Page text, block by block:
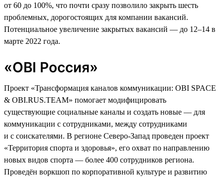
от 60 до 100%, что почти сразу позволило закрыть шесть
проблемных, дорогостоящих для компании вакансий.
Потенциальное увеличение закрытых вакансий — до 12–14 в
марте 2022 года.
«OBI Россия»
Проект «Трансформация каналов коммуникации: OBI SPACE
& OBI.RUS.TEAM» помогает модифицировать
существующие социальные каналы и создать новые — для
коммуникации с сотрудниками, между сотрудниками
и с соискателями. В регионе Северо-Запад проведен проект
«Территория спорта и здоровья», его охват по направлению
новых видов спорта — более 400 сотрудников региона.
Проведён воркшоп по корпоративной культуре и развитию